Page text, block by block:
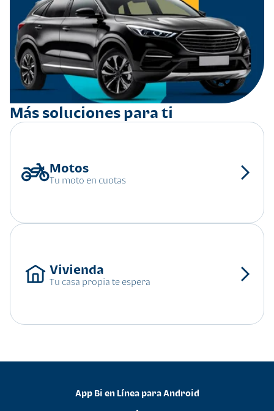
Más soluciones para ti
Tu moto en cuotas
Tu casa propia te espera
App Bi en Línea para Android